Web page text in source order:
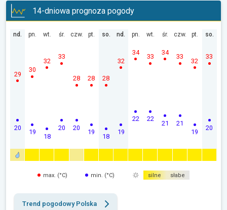
14-dniowa prognoza pogody
nd.
20
29
pn.
19
30
wt.
18
32
śr.
20
33
czw.
20
28
pt.
19
28
so.
18
28
nd.
19
32
pn.
22
34
wt.
22
33
śr.
21
34
czw.
21
33
pt.
19
32
so.
20
33
max. (°C) min. (°C) silne słabe
Trend pogodowy Polska